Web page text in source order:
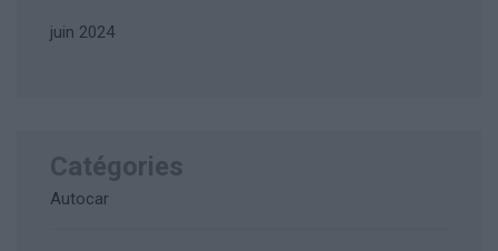
juin 2024
Catégories
Autocar